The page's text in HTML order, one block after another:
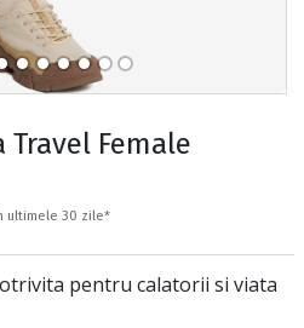
Travel Female
ultimele 30 zile*
pentru calatorii si viata